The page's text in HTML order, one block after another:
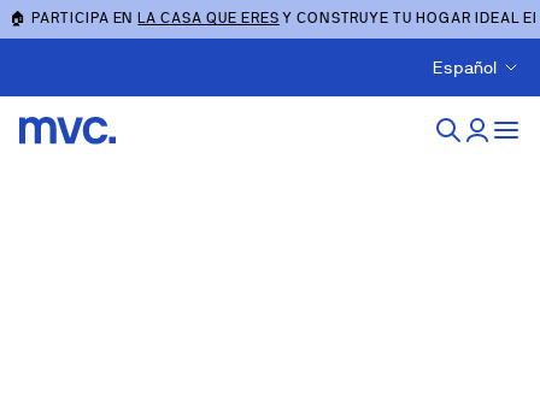
🏠 PARTICIPA ENLA CASA QUE ERES Y CONSTRUYE TU HOGAR IDEAL
Español